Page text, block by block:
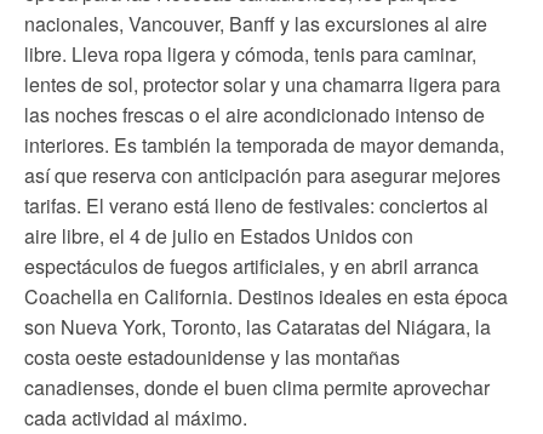
nacionales, Vancouver, Banff y las excursiones al aire
libre. Lleva ropa ligera y cómoda, tenis para caminar,
lentes de sol, protector solar y una chamarra ligera para
las noches frescas o el aire acondicionado intenso de
interiores. Es también la temporada de mayor demanda,
así que reserva con anticipación para asegurar mejores
tarifas. El verano está lleno de festivales: conciertos al
aire libre, el 4 de julio en Estados Unidos con
espectáculos de fuegos artificiales, y en abril arranca
Coachella en California. Destinos ideales en esta época
son Nueva York, Toronto, las Cataratas del Niágara, la
costa oeste estadounidense y las montañas
canadienses, donde el buen clima permite aprovechar
cada actividad al máximo.